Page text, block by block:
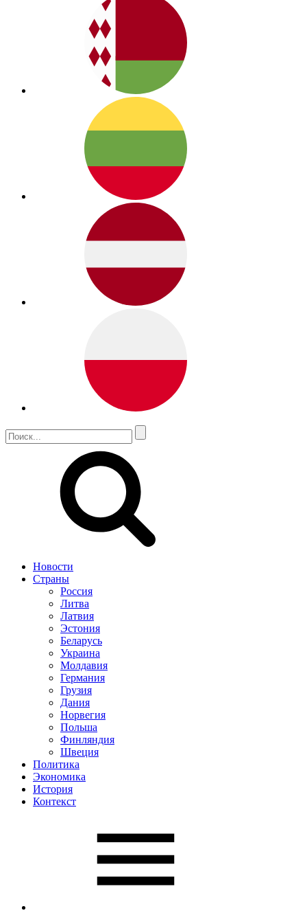
Новости
Страны
Россия
Литва
Латвия
Эстония
Беларусь
Украина
Молдавия
Германия
Грузия
Дания
Норвегия
Польша
Финляндия
Швеция
Политика
Экономика
История
Контекст